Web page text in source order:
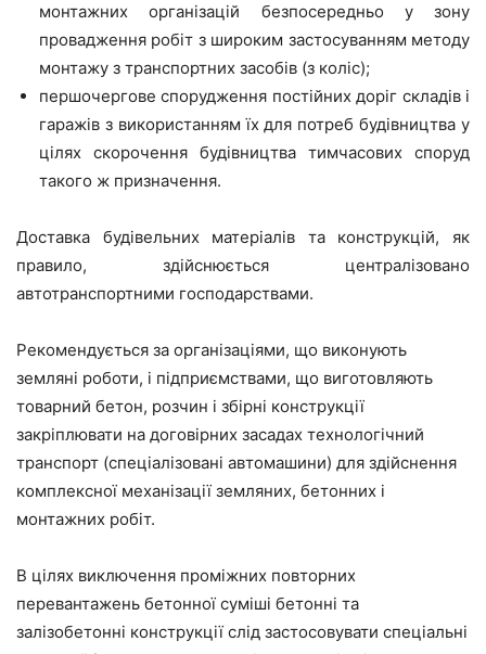
монтажних організацій безпосередньо у зону
провадження робіт з широким застосуванням методу
монтажу з транспортних засобів (з коліс);
першочергове спорудження постійних доріг складів і
гаражів з використанням їх для потреб будівництва у
цілях скорочення будівництва тимчасових споруд
такого ж призначення.
Доставка будівельних матеріалів та конструкцій, як
правило, здійснюється централізовано
автотранспортними господарствами.
Рекомендується за організаціями, що виконують
земляні роботи, і підприємствами, що виготовляють
товарний бетон, розчин і збірні конструкції
закріплювати на договірних засадах технологічний
транспорт (спеціалізовані автомашини) для здійснення
комплексної механізації земляних, бетонних і
монтажних робіт.
В цілях виключення проміжних повторних
перевантажень бетонної суміші бетонні та
залізобетонні конструкції слід застосовувати спеціальні